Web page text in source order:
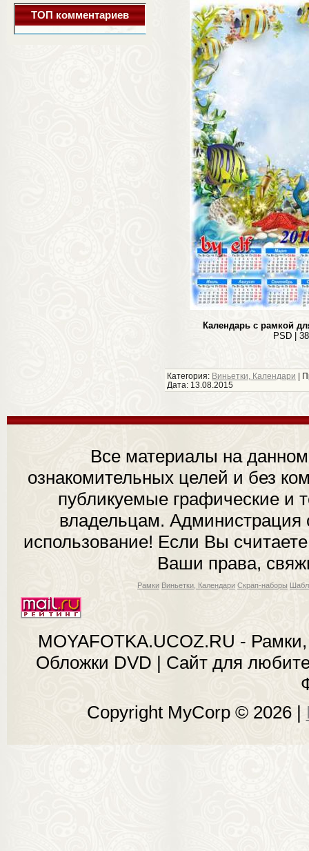
ТОП комментариев
Календарь с рамкой
PSD |
Категория: Виньетки, Календари |
Дата: 13.08.2015
Все материалы на
ознакомительных целей и без
публикуемые графические и
владельцам. Администрация
использование! Если Вы
Ваши права,
Рамки Виньетки, Календари Скрап-наборы
MOYAFOTKA.UCOZ.RU -
Обложки DVD | Сайт для
Copyright MyCorp © 2026 |